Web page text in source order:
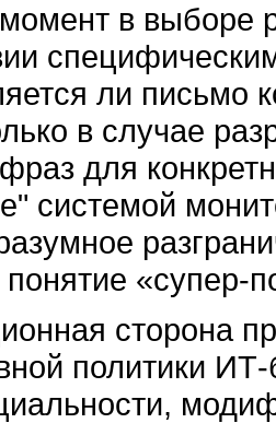
в выборе
ли
в случае
для
системой
«супер-
сторона
политики ИТ-